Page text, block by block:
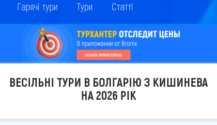
Гарячі тури Тури Статті
ВЕСІЛЬНІ ТУРИ В БОЛГАРІЮ З КИШИНЕВА
НА 2026 РІК